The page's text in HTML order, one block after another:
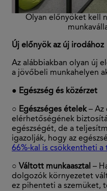
Olyan előnyöket kell
Új előnyök az új irodához
Az alábbiakban olyan új
a jövőbeli munkahelyen
● Egészség és közérzet
○ Egészséges ételek– Az
elérhetőségének
egészségét, de a
igazolják, hogy az
66%-kal is csökkentheti
○ Váltott munkaasztal –
dolgozók környezetet
ez pihenteti a szemüket,